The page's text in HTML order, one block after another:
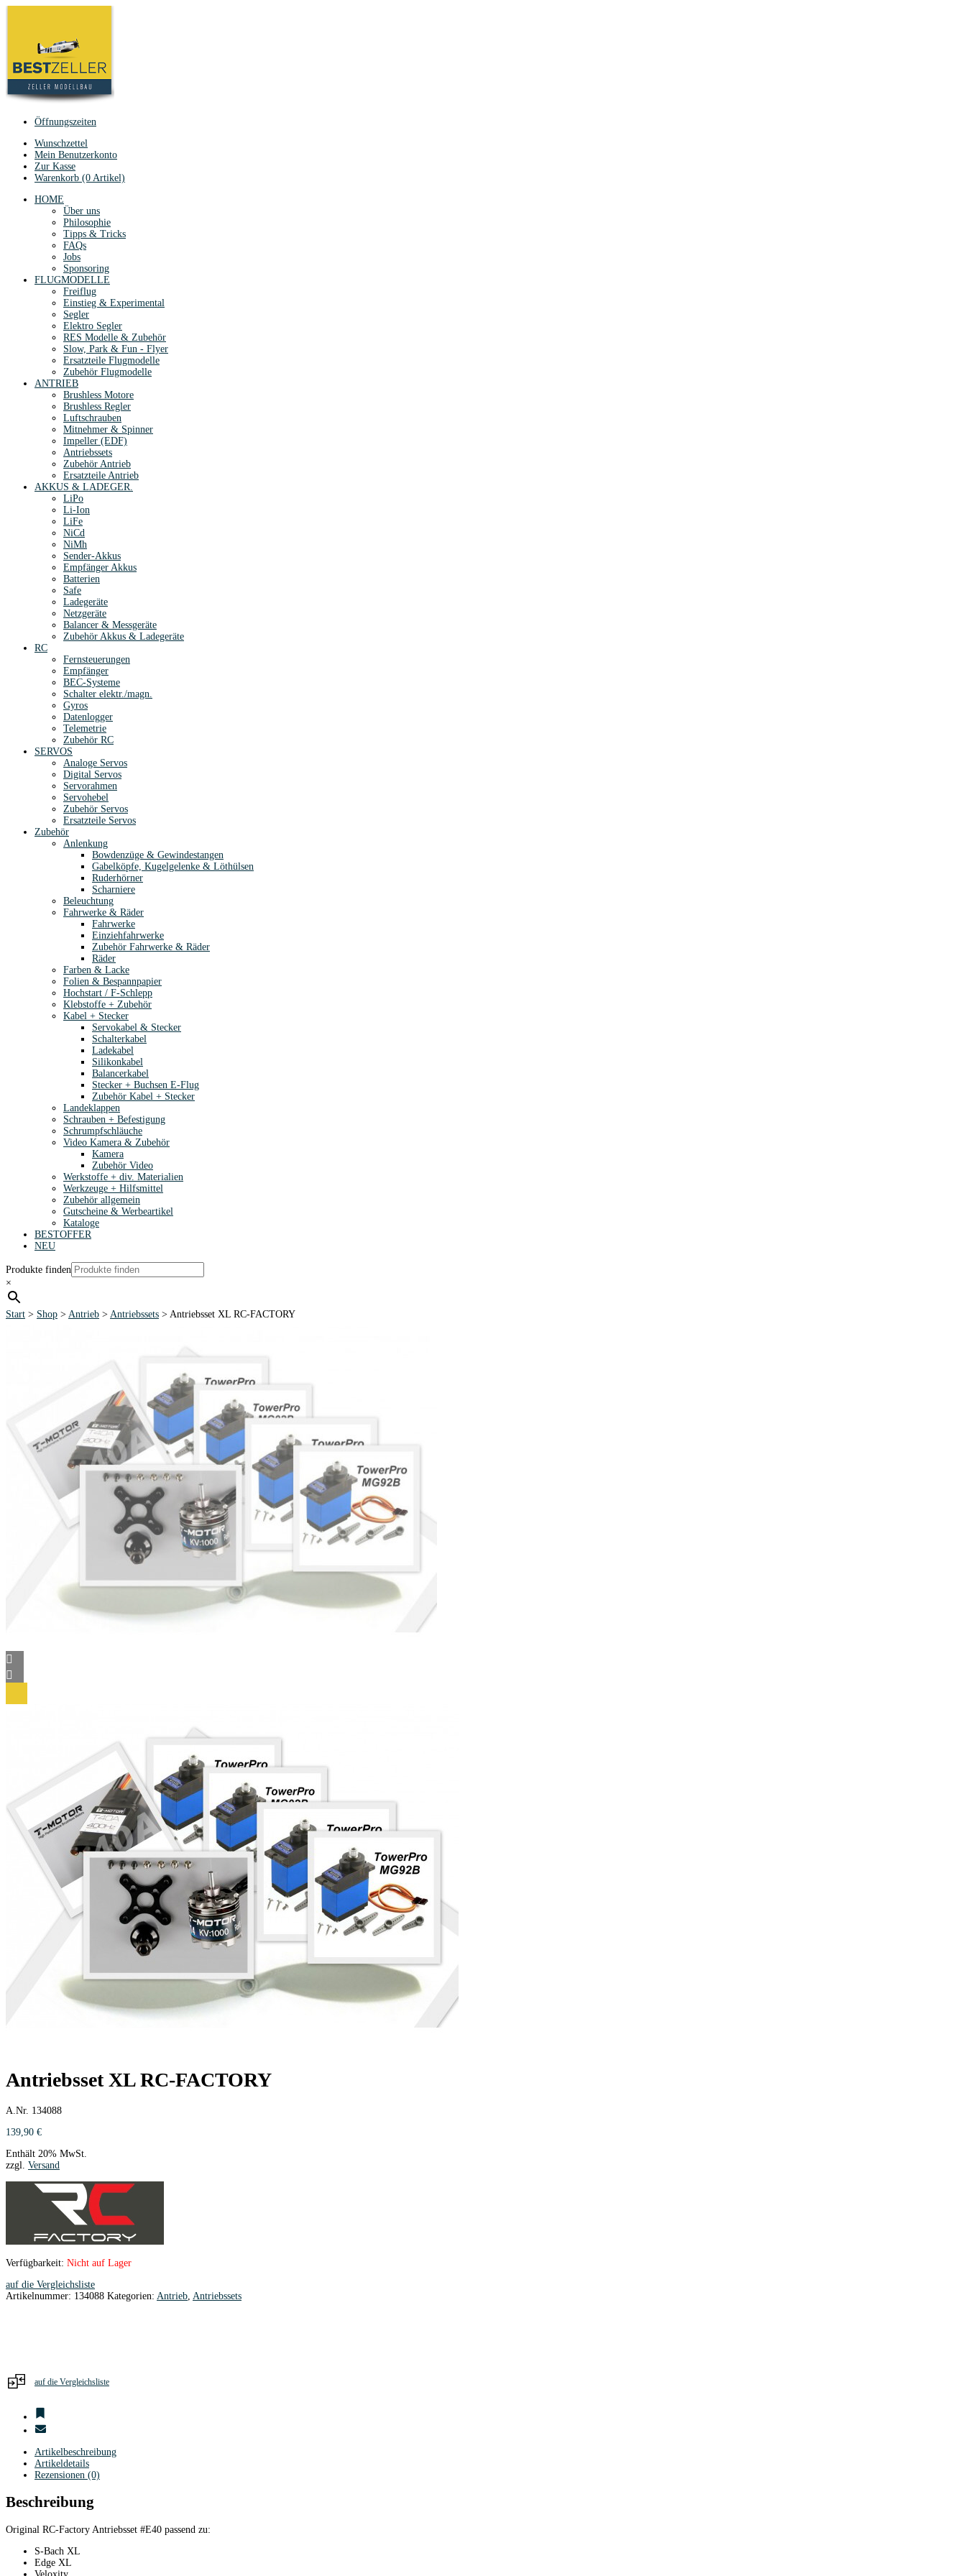
Öffnungszeiten
Wunschzettel
Mein Benutzerkonto
Zur Kasse
Warenkorb (0 Artikel)
HOME
Über uns
Philosophie
Tipps & Tricks
FAQs
Jobs
Sponsoring
FLUGMODELLE
Freiflug
Einstieg & Experimental
Segler
Elektro Segler
RES Modelle & Zubehör
Slow, Park & Fun - Flyer
Ersatzteile Flugmodelle
Zubehör Flugmodelle
ANTRIEB
Brushless Motore
Brushless Regler
Luftschrauben
Mitnehmer & Spinner
Impeller (EDF)
Antriebssets
Zubehör Antrieb
Ersatzteile Antrieb
AKKUS & LADEGER.
LiPo
Li-Ion
LiFe
NiCd
NiMh
Sender-Akkus
Empfänger Akkus
Batterien
Safe
Ladegeräte
Netzgeräte
Balancer & Messgeräte
Zubehör Akkus & Ladegeräte
RC
Fernsteuerungen
Empfänger
BEC-Systeme
Schalter elektr./magn.
Gyros
Datenlogger
Telemetrie
Zubehör RC
SERVOS
Analoge Servos
Digital Servos
Servorahmen
Servohebel
Zubehör Servos
Ersatzteile Servos
Zubehör
Anlenkung
Bowdenzüge & Gewindestangen
Gabelköpfe, Kugelgelenke & Löthülsen
Ruderhörner
Scharniere
Beleuchtung
Fahrwerke & Räder
Fahrwerke
Einziehfahrwerke
Zubehör Fahrwerke & Räder
Räder
Farben & Lacke
Folien & Bespannpapier
Hochstart / F-Schlepp
Klebstoffe + Zubehör
Kabel + Stecker
Servokabel & Stecker
Schalterkabel
Ladekabel
Silikonkabel
Balancerkabel
Stecker + Buchsen E-Flug
Zubehör Kabel + Stecker
Landeklappen
Schrauben + Befestigung
Schrumpfschläuche
Video Kamera & Zubehör
Kamera
Zubehör Video
Werkstoffe + div. Materialien
Werkzeuge + Hilfsmittel
Zubehör allgemein
Gutscheine & Werbeartikel
Kataloge
BESTOFFER
NEU
Produkte finden
×
Start > Shop > Antrieb > Antriebssets > Antriebsset XL RC-FACTORY
Antriebsset XL RC-FACTORY
A.Nr. 134088
139,90 €
Enthält 20% MwSt.
zzgl. Versand
Verfügbarkeit: Nicht auf Lager
auf die Vergleichsliste
Artikelnummer: 134088 Kategorien: Antrieb Antriebssets
auf die Vergleichsliste
Artikelbeschreibung
Artikeldetails
Rezensionen (0)
Beschreibung
Original RC-Factory Antriebsset #E40 passend zu:
S-Bach XL
Edge XL